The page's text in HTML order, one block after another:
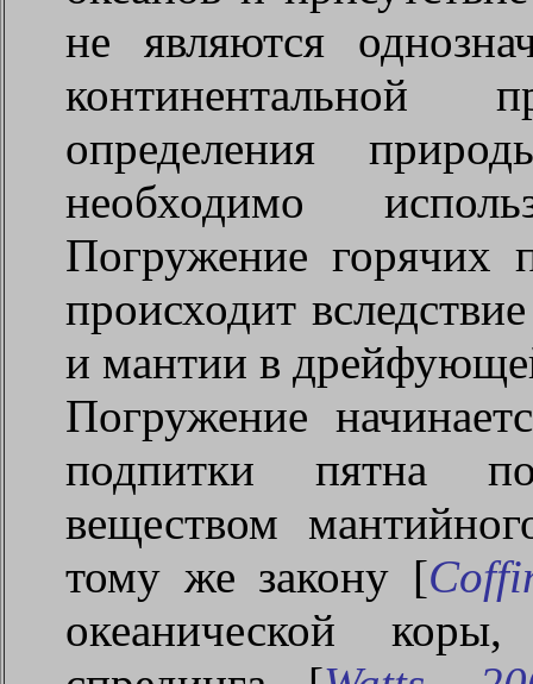
не являются
определения
необходимо
Погружение горячих
происходит
и мантии в
Погружение
подпитки пятна
веществом
тому же закону [
океанической